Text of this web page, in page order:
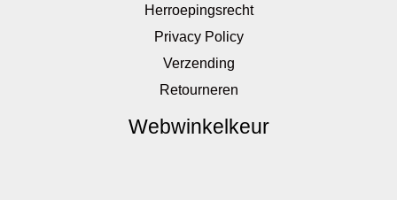
Herroepingsrecht
Privacy Policy
Verzending
Retourneren
Webwinkelkeur